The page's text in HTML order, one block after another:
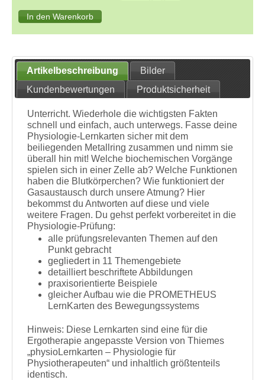
Artikelbeschreibung
Bilder
Kundenbewertungen
Produktsicherheit
Unterricht. Wiederhole die wichtigsten Fakten
schnell und einfach, auch unterwegs. Fasse deine
Physiologie-Lernkarten sicher mit dem
beiliegenden Metallring zusammen und nimm sie
überall hin mit! Welche biochemischen Vorgänge
spielen sich in einer Zelle ab? Welche Funktionen
haben die Blutkörperchen? Wie funktioniert der
Gasaustausch durch unsere Atmung? Hier
bekommst du Antworten auf diese und viele
weitere Fragen. Du gehst perfekt vorbereitet in die
Physiologie-Prüfung:
alle prüfungsrelevanten Themen auf den
Punkt gebracht
gegliedert in 11 Themengebiete
detailliert beschriftete Abbildungen
praxisorientierte Beispiele
gleicher Aufbau wie die PROMETHEUS
LernKarten des Bewegungssystems
Hinweis: Diese Lernkarten sind eine für die
Ergotherapie angepasste Version von Thiemes
„physioLernkarten – Physiologie für
Physiotherapeuten“ und inhaltlich größtenteils
identisch.